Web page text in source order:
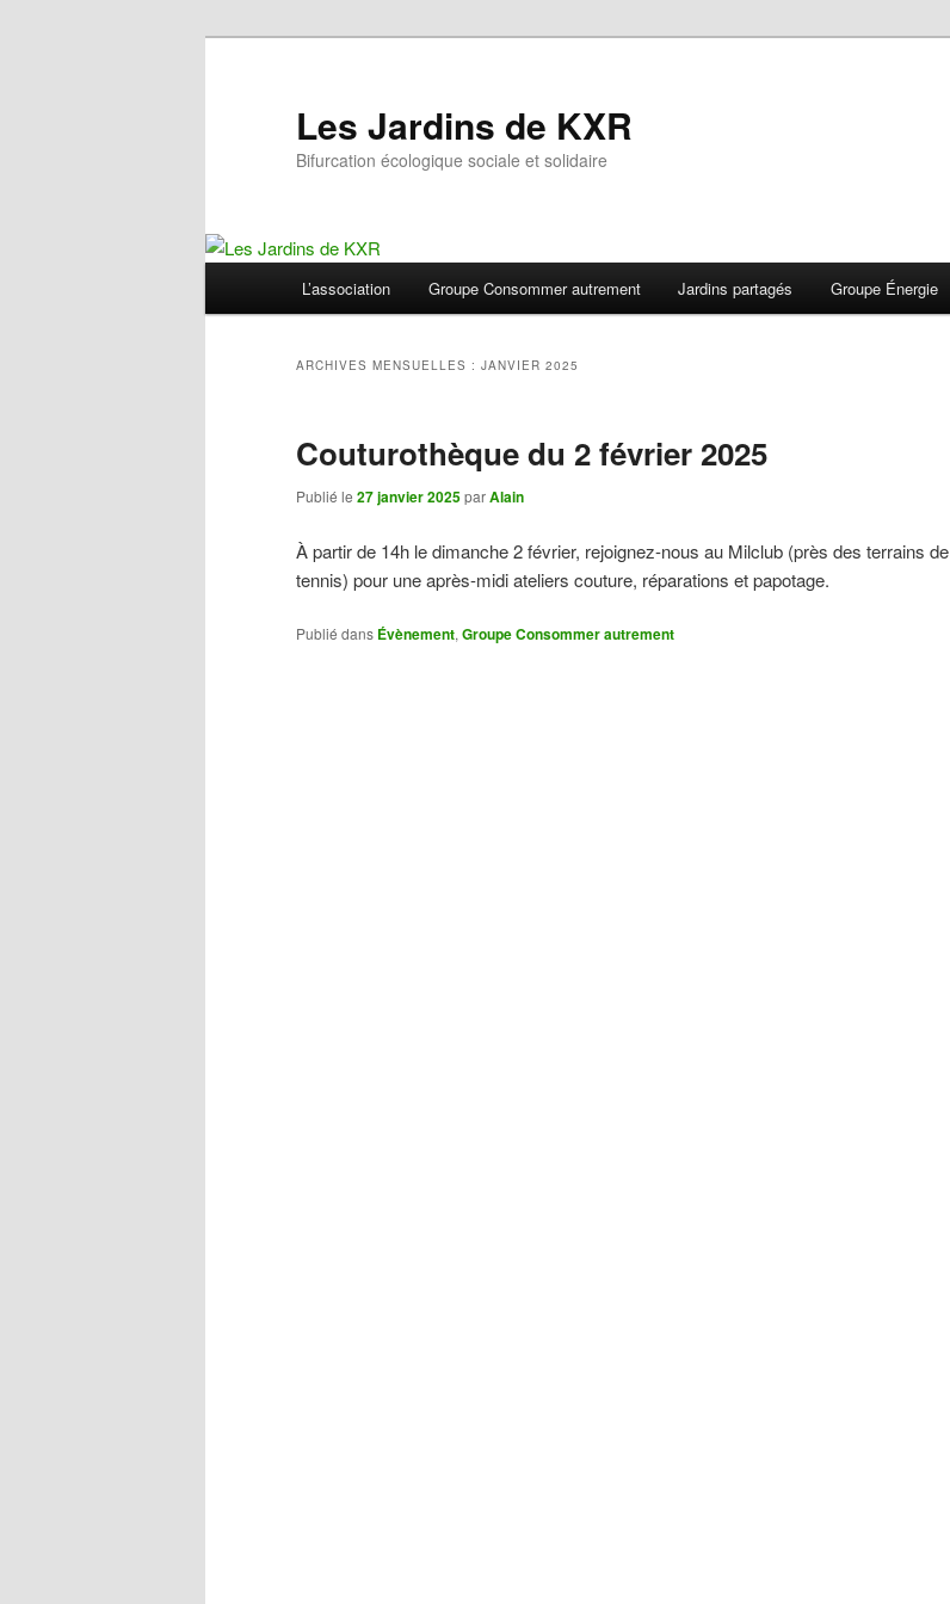
Les Jardins de KXR
Bifurcation écologique sociale et solidaire
L’association Groupe Consommer autrement Jardins partagés Groupe Énergie
ARCHIVES MENSUELLES : JANVIER 2025
Couturothèque du 2 février 2025
Publié le 27 janvier 2025parAlain
À partir de 14h le dimanche 2 février, rejoignez-nous au Milclub (près des terrains de
tennis) pour une après-midi ateliers couture, réparations et papotage.
Publié dans Évènement, Groupe Consommer autrement